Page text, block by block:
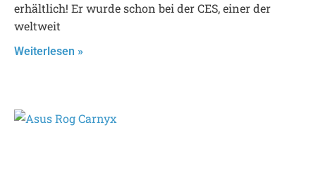
erhältlich! Er wurde schon bei der CES, einer der
weltweit
Weiterlesen »